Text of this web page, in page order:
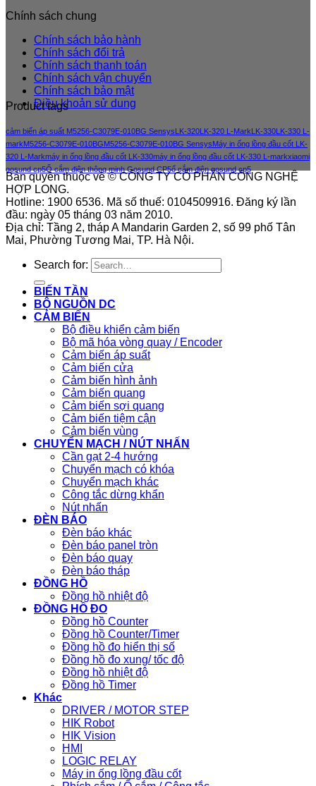
Chính sách chung
Chính sách bảo hành
Chính sách đổi trả
Chính sách thanh toán
Chính sách vận chuyển
Chính sách bảo mật
Điều khoản sử dung
Product tags
cảm biến áp suất M5256-C3079E-010BG Sensys LK-320 LK-320 L-Mark LK-330 LK-330 L-
markM5256-C3079E-010BGM5256-C3079E-010BG SensysMáy in ống lồng đầu cốt LK-
320 L-Markmáy in ống lồng đầu cốt LK-330máy in ống lồng đầu cốt LK-330 L-markxiaomi
gosund cp5Ổ cắm điện thông minh Gosund CP5ổ cắm điện gosund cp5
Bản quyền thuộc về © CÔNG TY CỔ PHẦN CÔNG NGHỆ
HỢP LONG.
Hotline: 1900 6536. Mã số thuế: 0104509916. Đăng ký lần
đầu: ngày 05 tháng 03 năm 2010.
Địa chỉ: Tầng 2, tháp A Mandarin Garden 2, số 99 phố Tân
Mai, Phường Tương Mai, TP. Hà Nội.
Search for:
BIẾN TẦN
BỘ NGUỒN DC
CẢM BIẾN
Bộ điều khiển cảm biến
Bộ mã hóa vòng quay / Encoder
Cảm biến áp suất
Cảm biến cửa
Cảm biến hình ảnh
Cảm biến quang
Cảm biến sợi quang
Cảm biến tiệm cận
Cảm biến vùng
CHUYỂN MẠCH / NÚT NHẤN
Cần gạt 2-4 hướng
Chuyển mạch có khóa
Chuyển mạch khác
Công tắc dừng khẩn
Nút nhấn
ĐÈN BÁO
Đèn báo khác
Đèn báo panel tròn
Đèn báo quay
Đèn báo tháp
ĐỒNG HỒ
Đồng hồ nhiệt độ
ĐỒNG HỒ ĐO
Đồng hồ Counter
Đồng hồ Counter/Timer
Đồng hồ đo hiển thị số
Đồng hồ đo xung/ tốc độ
Đồng hồ nhiệt độ
Đồng hồ Timer
Khác
DRIVER / MOTOR STEP
HIK Robot
HIK Vision
HMI
LOGIC RELAY
Máy in ống lồng đầu cốt